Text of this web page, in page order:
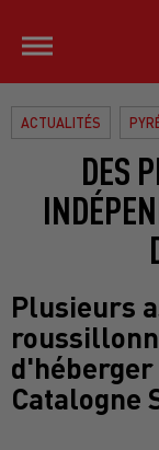
ACTUALITÉS
DES
Plusieurs
Catalogne